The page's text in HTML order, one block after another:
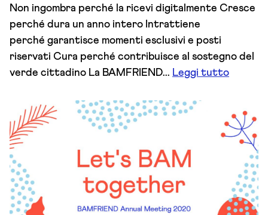
Non ingombra perché la ricevi digitalmente Cresce
perché dura un anno intero Intrattiene
perché garantisce momenti esclusivi e posti
riservati Cura perché contribuisce al sostegno del
verde cittadino La BAMFRIEND... Leggi tutto